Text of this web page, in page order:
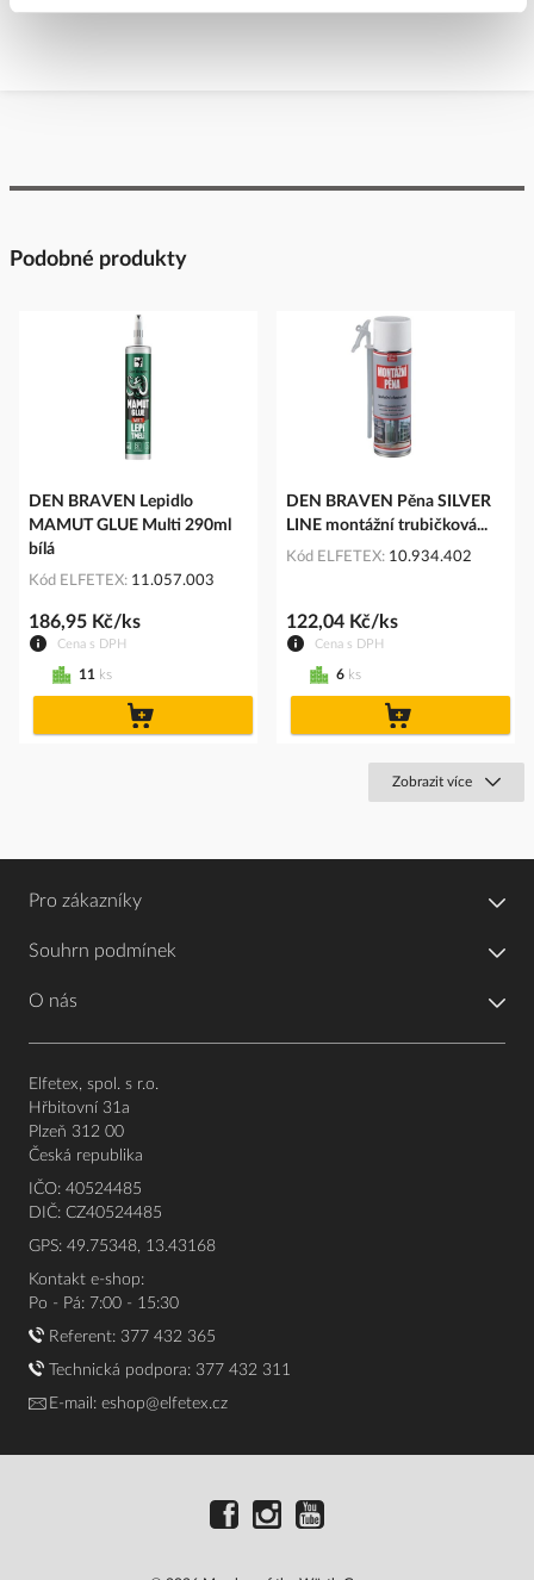
Podobné produkty
DEN BRAVEN Lepidlo
MAMUT GLUE Multi 290ml
bílá
Kód ELFETEX 11.057.003
Cena s DPH
186,95 Kč/ks
11 ks
DEN BRAVEN Pěna SILVER
LINE montážní trubičková...
Kód ELFETEX 10.934.402
Cena s DPH
122,04 Kč/ks
6 ks
Zobrazit více
Pro zákazníky
Souhrn podmínek
O nás
Elfetex, spol. s r.o.
Hřbitovní 31a
Plzeň 312 00
Česká republika
IČO: 40524485
DIČ: CZ40524485
GPS: 49.75348, 13.43168
Kontakt e-shop:
Po - Pá: 7:00 - 15:30
Referent: 377 432 365
Technická podpora: 377 432 311
E-mail: eshop@elfetex.cz